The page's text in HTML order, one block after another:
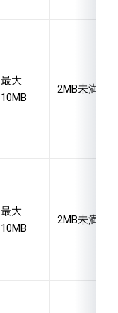
最大
10MB
2MB未満
最大
10MB
2MB未満